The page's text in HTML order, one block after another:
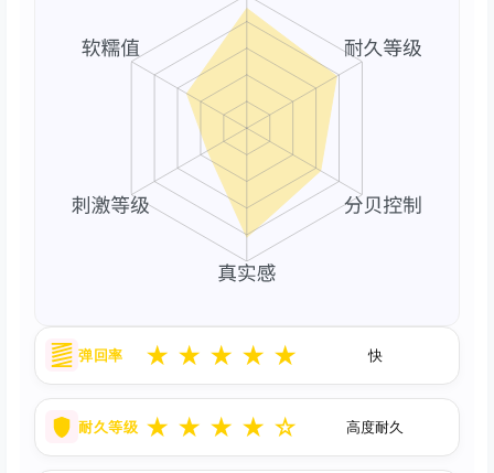
弹回率 ★ ★ ★ ★ ★ 快
耐久等级 ★ ★ ★ ★ ☆ 高度耐久